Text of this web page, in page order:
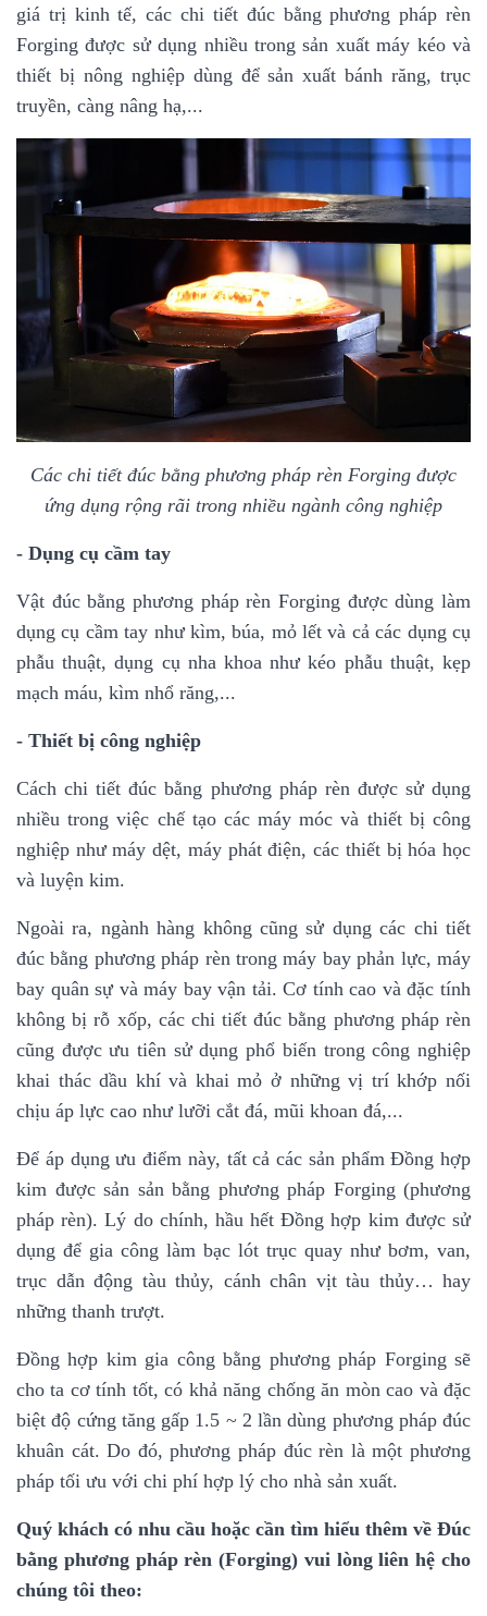
giá trị kinh tế, các chi tiết đúc bằng phương pháp rèn
Forging được sử dụng nhiều trong sản xuất máy kéo và
thiết bị nông nghiệp dùng để sản xuất bánh răng, trục
truyền, càng nâng hạ,...
Các chi tiết đúc bằng phương pháp rèn Forging được
ứng dụng rộng rãi trong nhiều ngành công nghiệp
- Dụng cụ cầm tay
Vật đúc bằng phương pháp rèn Forging được dùng làm
dụng cụ cầm tay như kìm, búa, mỏ lết và cả các dụng cụ
phẫu thuật, dụng cụ nha khoa như kéo phẫu thuật, kẹp
mạch máu, kìm nhổ răng,...
- Thiết bị công nghiệp
Cách chi tiết đúc bằng phương pháp rèn được sử dụng
nhiều trong việc chế tạo các máy móc và thiết bị công
nghiệp như máy dệt, máy phát điện, các thiết bị hóa học
và luyện kim.
Ngoài ra, ngành hàng không cũng sử dụng các chi tiết
đúc bằng phương pháp rèn trong máy bay phản lực, máy
bay quân sự và máy bay vận tải. Cơ tính cao và đặc tính
không bị rỗ xốp, các chi tiết đúc bằng phương pháp rèn
cũng được ưu tiên sử dụng phổ biến trong công nghiệp
khai thác dầu khí và khai mỏ ở những vị trí khớp nối
chịu áp lực cao như lưỡi cắt đá, mũi khoan đá,...
Để áp dụng ưu điểm này, tất cả các sản phẩm Đồng hợp
kim được sản sản bằng phương pháp Forging (phương
pháp rèn). Lý do chính, hầu hết Đồng hợp kim được sử
dụng để gia công làm bạc lót trục quay như bơm, van,
trục dẫn động tàu thủy, cánh chân vịt tàu thủy… hay
những thanh trượt.
Đồng hợp kim gia công bằng phương pháp Forging sẽ
cho ta cơ tính tốt, có khả năng chống ăn mòn cao và đặc
biệt độ cứng tăng gấp 1.5 ~ 2 lần dùng phương pháp đúc
khuân cát. Do đó, phương pháp đúc rèn là một phương
pháp tối ưu với chi phí hợp lý cho nhà sản xuất.
Quý khách có nhu cầu hoặc cần tìm hiểu thêm về Đúc
bằng phương pháp rèn (Forging) vui lòng liên hệ cho
chúng tôi theo: